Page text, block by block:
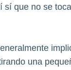
que no se
una